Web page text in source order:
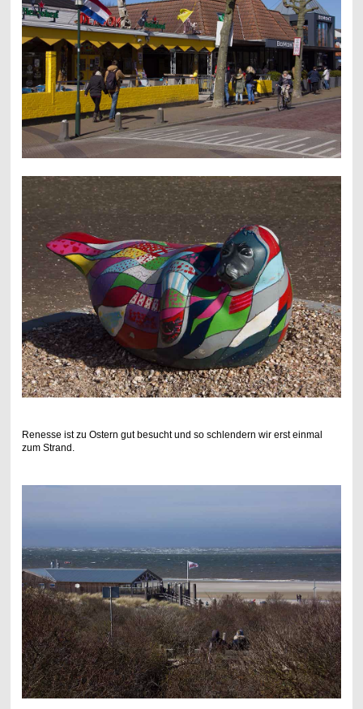
Renesse ist zu Ostern gut besucht und so schlendern wir erst einmal
zum Strand.